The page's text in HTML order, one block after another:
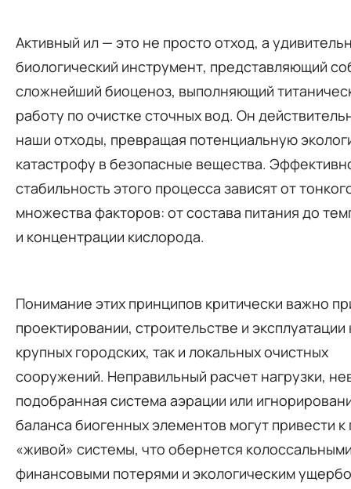
Активный ил — это не просто отход, а
биологический инструмент, представляющий
сложнейший биоценоз, выполняющий
работу по очистке сточных вод. Он
наши отходы, превращая потенциальную
катастрофу в безопасные вещества.
стабильность этого процесса зависят от
множества факторов: от состава питания до
и концентрации кислорода.
Понимание этих принципов критически важно
проектировании, строительстве и эксплуатации
крупных городских, так и локальных очистных
сооружений. Неправильный расчет нагрузки,
подобранная система аэрации или
баланса биогенных элементов могут привести к
«живой» системы, что обернется
финансовыми потерями и экологическим